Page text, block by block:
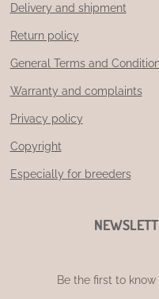
Delivery and shipment
Return policy
General Terms and
Warranty and complaints
Privacy policy
Copyright
Especially for breeders
Be the first to